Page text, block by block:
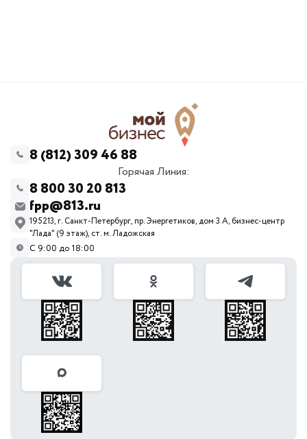
8 (812) 309 46 88
Горячая Линия:
8 800 30 20 813
fpp@813.ru
195213, г. Санкт-Петербург, пр. Энергетиков, дом 3 А, бизнес-центр
"Лада" (9 этаж), ст. м. Ладожская
С 9:00 до 18:00